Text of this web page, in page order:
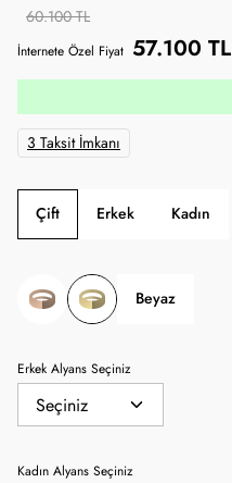
60.100 TL
İnternete Özel Fiyat 57.100 TL
3 Taksit İmkanı
Çift Erkek Kadın
Beyaz
Erkek Alyans Seçiniz
Kadın Alyans Seçiniz